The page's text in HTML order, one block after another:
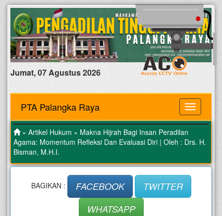
Jumat, 07 Agustus 2026
MENU
PTA Palangka Raya
» Artikel Hukum » Makna Hijrah Bagi Insan Peradilan
Agama: Momentum Refleksi Dan Evaluasi Diri | Oleh : Drs. H.
Bisman, M.H.I.
BAGIKAN : FACEBOOK
TWITTER
WHATSAPP